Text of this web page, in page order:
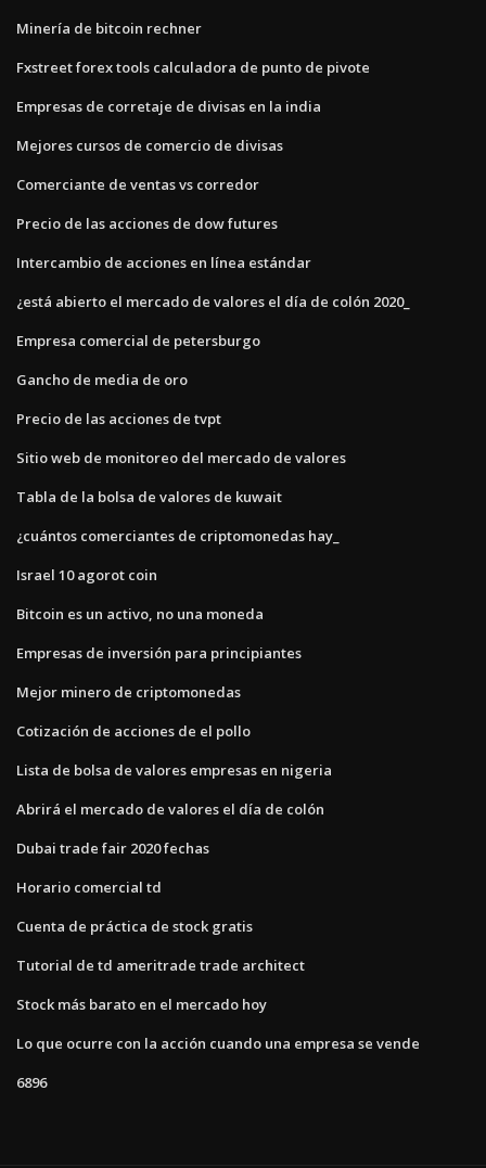
Minería de bitcoin rechner
Fxstreet forex tools calculadora de punto de pivote
Empresas de corretaje de divisas en la india
Mejores cursos de comercio de divisas
Comerciante de ventas vs corredor
Precio de las acciones de dow futures
Intercambio de acciones en línea estándar
¿está abierto el mercado de valores el día de colón 2020_
Empresa comercial de petersburgo
Gancho de media de oro
Precio de las acciones de tvpt
Sitio web de monitoreo del mercado de valores
Tabla de la bolsa de valores de kuwait
¿cuántos comerciantes de criptomonedas hay_
Israel 10 agorot coin
Bitcoin es un activo, no una moneda
Empresas de inversión para principiantes
Mejor minero de criptomonedas
Cotización de acciones de el pollo
Lista de bolsa de valores empresas en nigeria
Abrirá el mercado de valores el día de colón
Dubai trade fair 2020 fechas
Horario comercial td
Cuenta de práctica de stock gratis
Tutorial de td ameritrade trade architect
Stock más barato en el mercado hoy
Lo que ocurre con la acción cuando una empresa se vende
6896